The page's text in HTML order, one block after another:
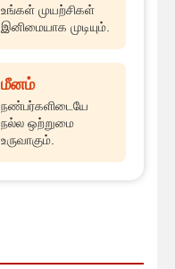
உங்கள் முயற்சிகள்
இனிமையாக முடியும்.
மீனம்
நண்பர்களிடையே
நல்ல ஒற்றுமை
உருவாகும்.